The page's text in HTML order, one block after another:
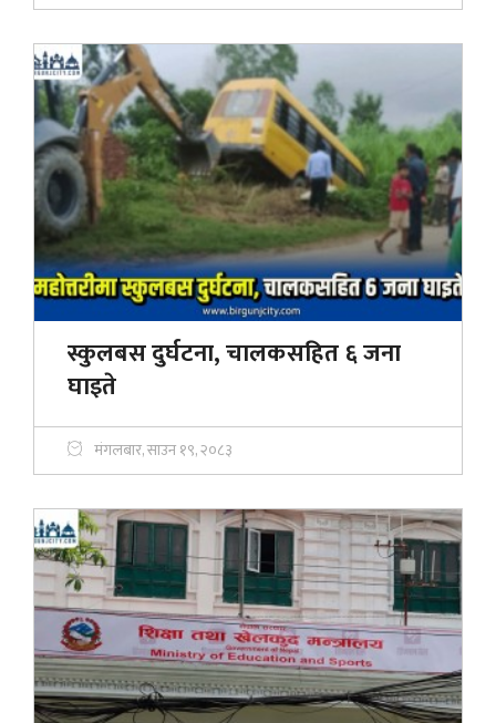
स्कुलबस दुर्घटना, चालकसहित ६ जना
घाइते
मंगलबार, साउन १९, २०८३